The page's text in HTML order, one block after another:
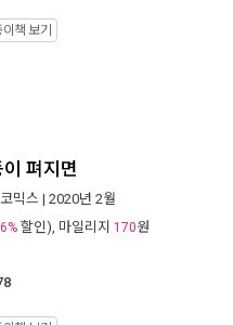
책 보기
펴지면
믹스 | 2020년 2월
할인), 마일리지 170원